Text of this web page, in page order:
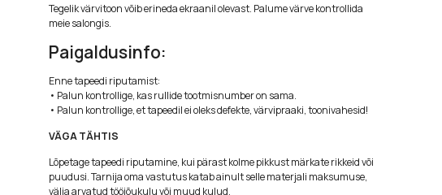
Tegelik värvitoon võib erineda ekraanil olevast. Palume värve kontrollida
meie salongis.
Paigaldusinfo:
Enne tapeedi riputamist:
• Palun kontrollige, kas rullide tootmisnumber on sama.
• Palun kontrollige, et tapeedil ei oleks defekte, värvipraaki, toonivahesid!
VÄGA TÄHTIS
Lõpetage tapeedi riputamine, kui pärast kolme pikkust märkate rikkeid või
puudusi. Tarnija oma vastutus katab ainult selle materjali maksumuse,
välja arvatud tööjõukulu või muud kulud.